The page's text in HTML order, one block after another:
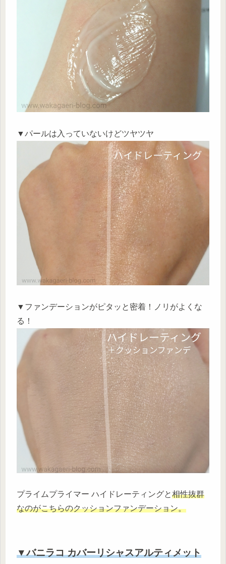
▼パールは入っていないけどツヤツヤ
▼ファンデーションがピタッと密着！ノリがよくな
る！
プライムプライマー ハイドレーティングと相性抜群
なのがこちらのクッションファンデーション。
▼バニラコ カバーリシャスアルティメット